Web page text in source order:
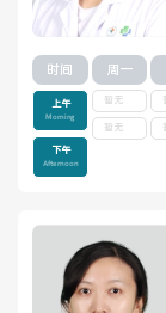
时间
上午
Morning
下午
Afternoon
周一
暂无
暂无